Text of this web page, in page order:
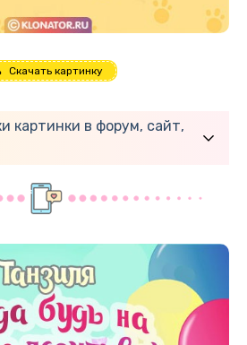
Скачать картинку
картинки в форум, сайт,